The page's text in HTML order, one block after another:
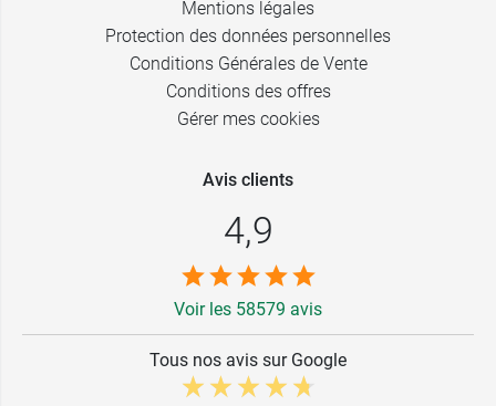
Mentions légales
Protection des données personnelles
Conditions Générales de Vente
Conditions des offres
Gérer mes cookies
Avis clients
4,9
Voir les 58579 avis
Tous nos avis sur Google